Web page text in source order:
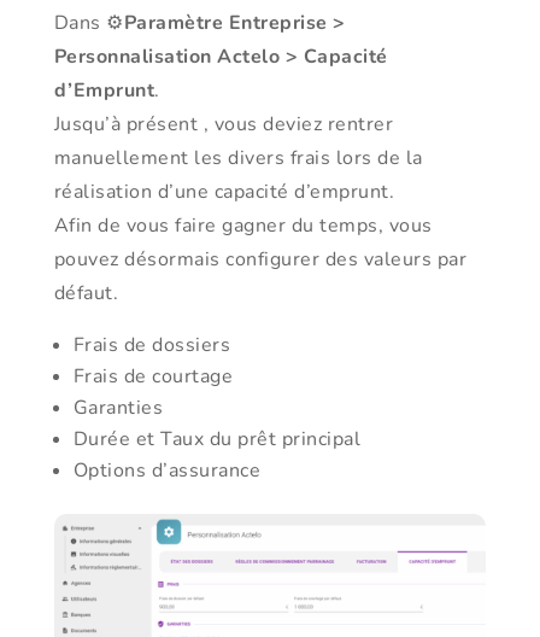
Dans ⚙️Paramètre Entreprise >
Personnalisation Actelo > Capacité
d’Emprunt.
Jusqu’à présent , vous deviez rentrer
manuellement les divers frais lors de la
réalisation d’une capacité d’emprunt.
Afin de vous faire gagner du temps, vous
pouvez désormais configurer des valeurs par
défaut.
Frais de dossiers
Frais de courtage
Garanties
Durée et Taux du prêt principal
Options d’assurance